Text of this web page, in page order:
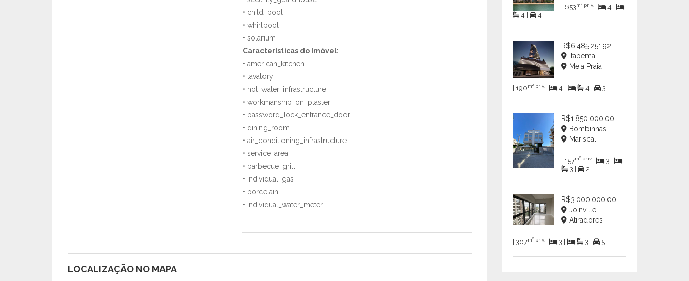
• child_pool
• whirlpool
• solarium
Características do Imóvel:
• american_kitchen
• lavatory
• hot_water_infrastructure
• workmanship_on_plaster
• password_lock_entrance_door
• dining_room
• air_conditioning_infrastructure
• service_area
• barbecue_grill
• individual_gas
• porcelain
• individual_water_meter
LOCALIZAÇÃO NO MAPA
| 653m² priv.
4 |
4 |
4
R$6.485.251,92
Itapema
Meia Praia
| 190m² priv. 4 | 4 | 3
R$1.850.000,00
Bombinhas
Mariscal
| 157m² priv.
3 |
3 |
2
R$3.000.000,00
Joinville
Atiradores
| 307m² priv. 3 | 3 | 5